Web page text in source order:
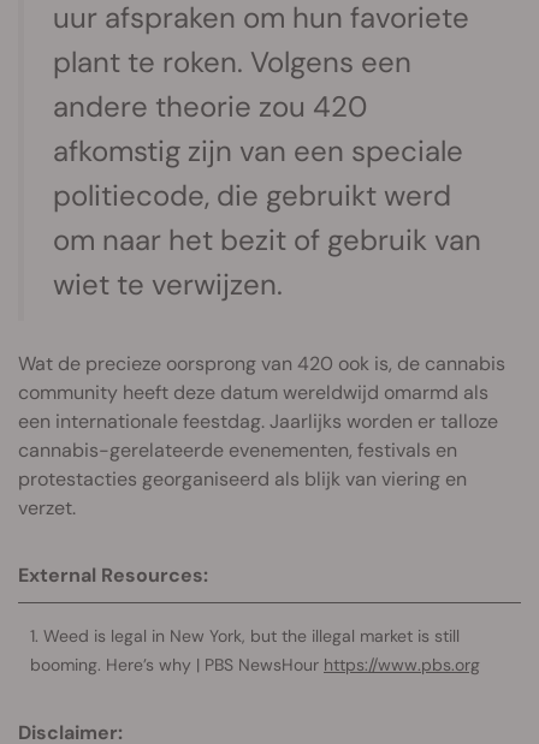
uur afspraken om hun favoriete
plant te roken. Volgens een
andere theorie zou 420
afkomstig zijn van een speciale
politiecode, die gebruikt werd
om naar het bezit of gebruik van
wiet te verwijzen.
Wat de precieze oorsprong van 420 ook is, de cannabis
community heeft deze datum wereldwijd omarmd als
een internationale feestdag. Jaarlijks worden er talloze
cannabis-gerelateerde evenementen, festivals en
protestacties georganiseerd als blijk van viering en
verzet.
External Resources:
Weed is legal in New York, but the illegal market is still
booming. Here’s why | PBS NewsHour https://www.pbs.org
Disclaimer: